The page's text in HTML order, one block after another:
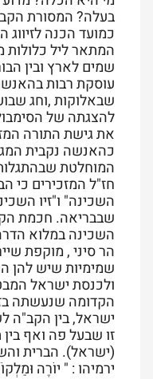
בעלה? המסורת
כמועד הכנה
המתאר ליל כלולות
שמים לארץ ובין
עוסקת רבות
שבאלוקות ,וחג
להצגתה של
את גישת התורה
כהאנשה נקבית
המוחלטת
חז"ל המזכירים כי
השכינה" ו"זיו
שבבריאה. חכמת
השכינה במלוא
הר סיני , מוקפת
שמימיות שיש להן
ולכנסת ישראל
הקדומה שנעשתה
ישראל, בין הקב"ה
זו שבעל פה ואף
(ישראל). הברית
ירמיהו : " יוֹרֶה